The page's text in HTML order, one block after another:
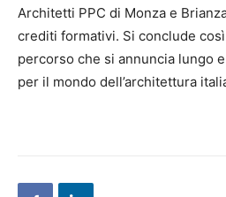
Architetti PPC di Monza e
crediti formativi. Si conclude
percorso che si annuncia lungo
per il mondo dell’architettura